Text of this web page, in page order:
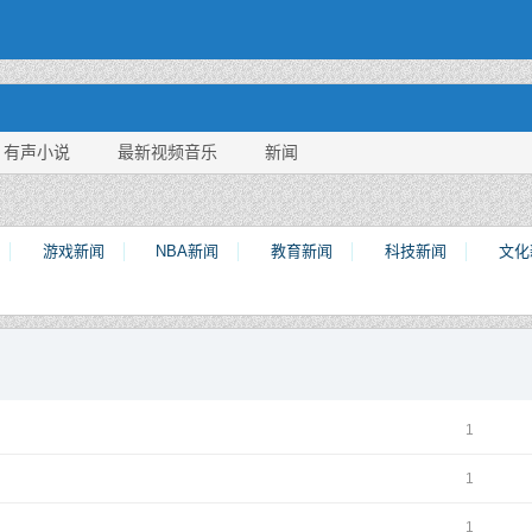
有声小说 最新视频音乐 新闻
游戏新闻 NBA新闻 教育新闻 科技新闻
文化
1
1
1